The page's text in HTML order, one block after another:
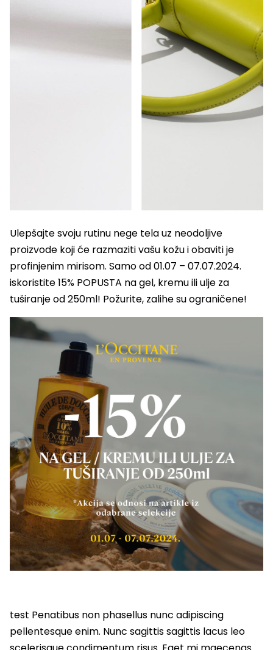
Ulepšajte svoju rutinu nege tela uz neodoljive
proizvode koji će razmaziti vašu kožu i obaviti je
profinjenim mirisom. Samo od 01.07 – 07.07.2024.
iskoristite 15% POPUSTA na gel, kremu ili ulje za
tuširanje od 250ml! Požurite, zalihe su ograničene!
test Penatibus non phasellus nunc adipiscing
pellentesque enim. Nunc sagittis sagittis lacus leo